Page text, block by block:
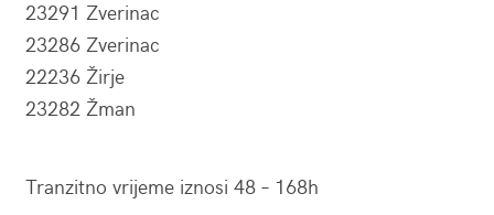
23291 Zverinac
23286 Zverinac
22236 Žirje
23282 Žman
Tranzitno vrijeme iznosi 48 – 168h